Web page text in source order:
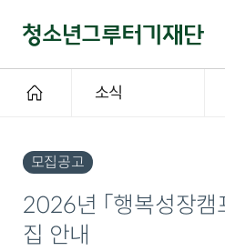
소식
모집공고
2026년 「행복성장캠
집 안내